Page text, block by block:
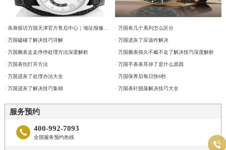
· 亲身探访万国天津官方售后中心｜地址报修全流程真实经历（2026年6月最新）
· 万国磕碰了解决技巧详解
· 万国腕表走走停停处理方法深度解析
· 万国表扣打开方法
· 万国进灰了处理办法大全
· 万国进灰了解决技巧集锦
· 万国有几个系列怎么区分
· 万国进灰了应该咋解决
· 万国腕表很久不戴不走了解决技巧深度解析
· 万国手表表耳掉了是什么原因
· 万国保养后每日快6秒
· 万国表针脱落解决技巧大全
服务预约
 400-992-7093
全国服务预约热线
